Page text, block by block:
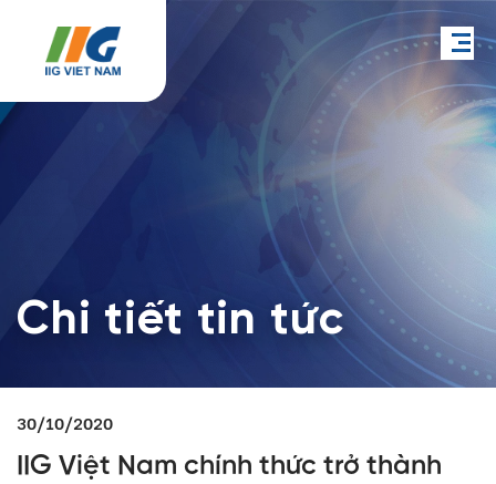
Chi tiết tin tức
30/10/2020
IIG Việt Nam chính thức trở thành